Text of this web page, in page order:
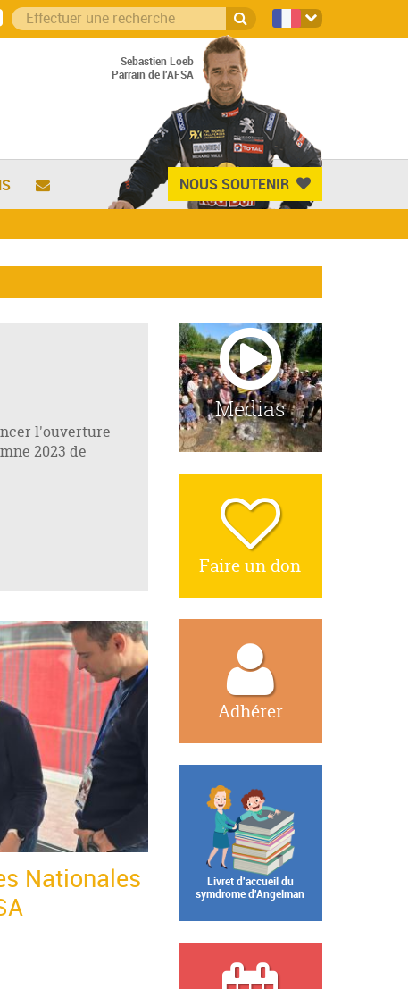
NOUS SOUTENIR
Sebastien Loeb
Parrain de l'AFSA
Medias
Faire un don
Adhérer
Livret d'accueil du
symdrome d'Angelman
l'ouverture
2023 de
Nationales